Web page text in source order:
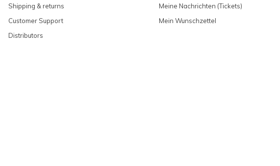
Shipping & returns
Customer Support
Distributors
Meine Nachrichten (Tickets)
Mein Wunschzettel